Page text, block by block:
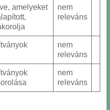
amelyeket
nem
releváns
nem
releváns
nem
releváns